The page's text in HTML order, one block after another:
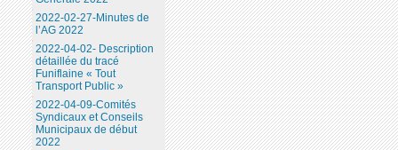
2022-02-27-Minutes de
l’AG 2022
2022-04-02- Description
détaillée du tracé
Funiflaine « Tout
Transport Public »
2022-04-09-Comités
Syndicaux et Conseils
Municipaux de début
2022